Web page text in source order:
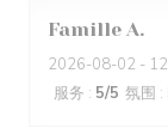
Famille A
2026-08-02 -
服务 : 5/5 氛围 :